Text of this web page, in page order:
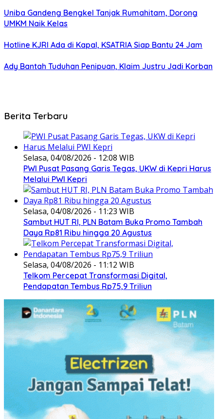
Uniba Gandeng Bengkel Tanjak Rumahitam, Dorong
UMKM Naik Kelas
Hotline KJRI Ada di Kapal, KSATRIA Siap Bantu 24 Jam
Ady Bantah Tuduhan Penipuan, Klaim Justru Jadi Korban
Berita Terbaru
Selasa, 04/08/2026 - 12:08 WIB
PWI Pusat Pasang Garis Tegas, UKW di Kepri Harus
Melalui PWI Kepri
Selasa, 04/08/2026 - 11:23 WIB
Sambut HUT RI, PLN Batam Buka Promo Tambah
Daya Rp81 Ribu hingga 20 Agustus
Selasa, 04/08/2026 - 11:12 WIB
Telkom Percepat Transformasi Digital,
Pendapatan Tembus Rp75,9 Triliun